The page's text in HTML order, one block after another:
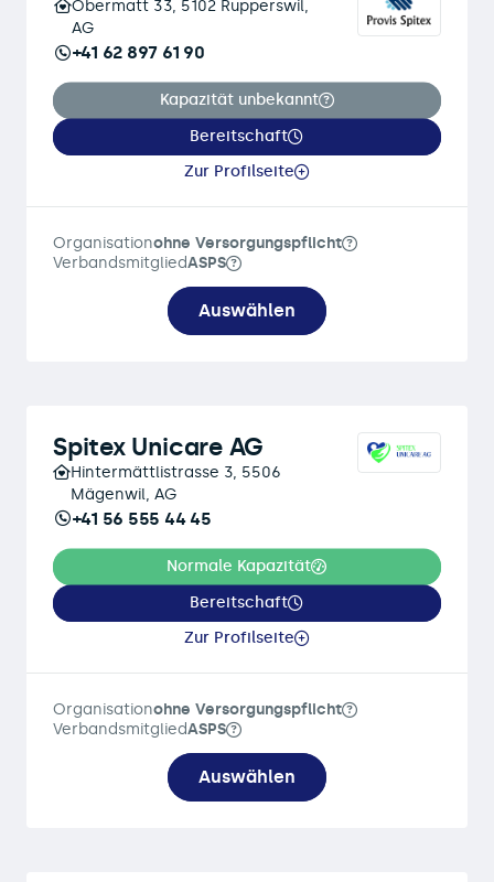
Obermatt 33, 5102 Rupperswil,
AG
+41 62 897 61 90
Kapazität unbekannt
Bereitschaft
Zur Profilseite
Organisationohne Versorgungspflicht
VerbandsmitgliedASPS
Auswählen
Spitex Unicare AG
Hintermättlistrasse 3, 5506
Mägenwil, AG
+41 56 555 44 45
Normale Kapazität
Bereitschaft
Zur Profilseite
Organisationohne Versorgungspflicht
VerbandsmitgliedASPS
Auswählen